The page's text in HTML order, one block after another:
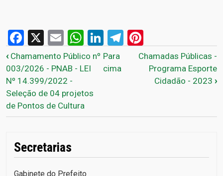
Facebook
X EmailWhatsApp
LinkedIn
Telegram
Links de passagem do livro
‹Chamamento Público nº
003/2026 - PNAB - LEI
Nº 14.399/2022 -
Seleção de 04 projetos
de Pontos de Cultura
Para
cima
Chamadas Públicas -
Programa Esporte
Cidadão - 2023 ›
Secretarias
Gabinete do Prefeito